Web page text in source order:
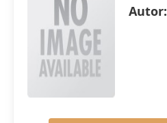
Autor: